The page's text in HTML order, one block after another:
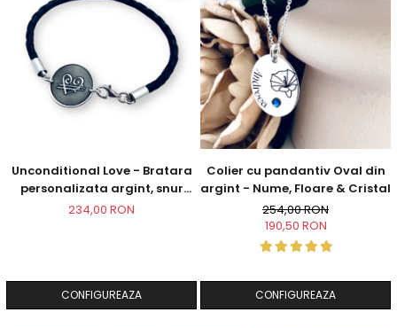
Unconditional Love - Bratara
personalizata argint, snur
impletit piele
234,00 RON
CONFIGUREAZA
Colier cu pandantiv Oval din
argint - Nume, Floare & Cristal
254,00 RON
190,50 RON
CONFIGUREAZA